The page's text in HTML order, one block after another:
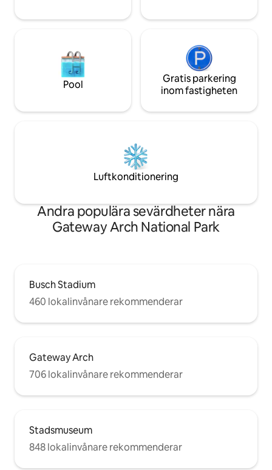
Pool
Gratis parkering
inom fastigheten
Luftkonditionering
Andra populära sevärdheter nära
Gateway Arch National Park
Busch Stadium
460 lokalinvånare rekommenderar
Gateway Arch
706 lokalinvånare rekommenderar
Stadsmuseum
848 lokalinvånare rekommenderar